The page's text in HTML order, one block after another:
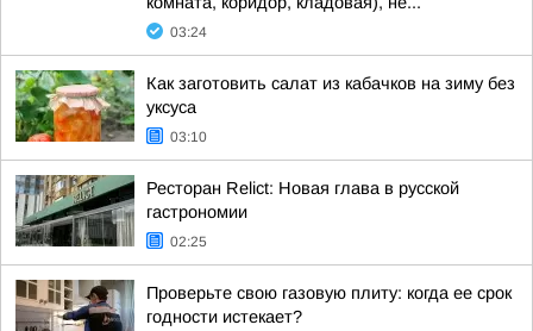
03:24
Как заготовить салат из кабачков на зиму без
уксуса
03:10
Ресторан Relict: Новая глава в русской
гастрономии
02:25
Проверьте свою газовую плиту: когда ее срок
годности истекает?